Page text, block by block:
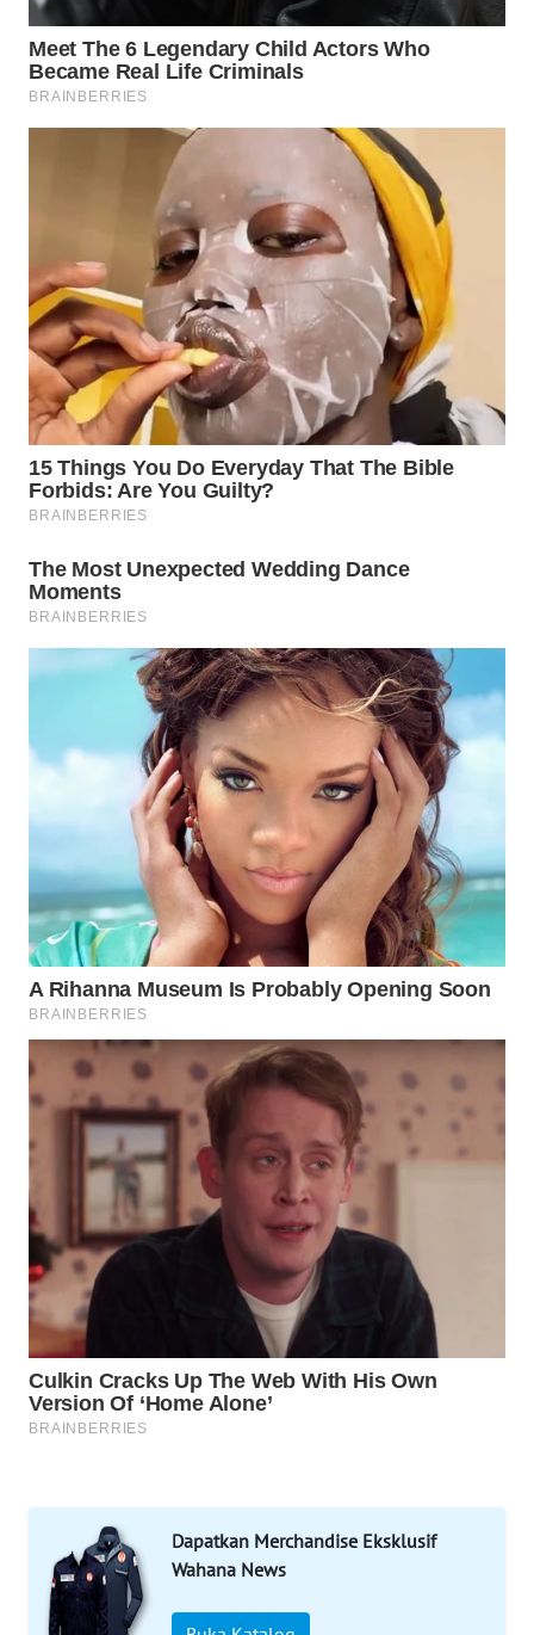
Dapatkan Merchandise Eksklusif
Wahana News
Wahana
Media
Group
TANI
WAHANA
ADVOKAT
WAHANA
INFRASTRUKTUR
WAHANA
KONSUMEN
WAHANA
LISTRIK
WAHANA
WAHANA
WAHANANEWS
ID
WAHANANEWS
CO ID
NET
WAHANA
UMKM
WAHANA
SELEB
WAHANA
PERSONA
WAHANA
HEALTH